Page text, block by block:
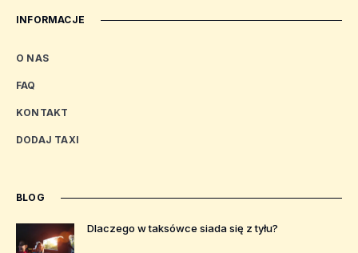
INFORMACJE
O NAS
FAQ
KONTAKT
DODAJ TAXI
BLOG
Dlaczego w taksówce siada się z tyłu?